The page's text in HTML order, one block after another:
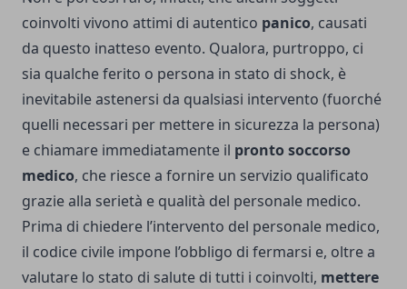
coinvolti vivono attimi di autentico panico, causati
da questo inatteso evento. Qualora, purtroppo, ci
sia qualche ferito o persona in stato di shock, è
inevitabile astenersi da qualsiasi intervento (fuorché
quelli necessari per mettere in sicurezza la persona)
e chiamare immediatamente il pronto soccorso
medico, che riesce a fornire un servizio qualificato
grazie alla serietà e qualità del personale medico.
Prima di chiedere l’intervento del personale medico,
il codice civile impone l’obbligo di fermarsi e, oltre a
valutare lo stato di salute di tutti i coinvolti, mettere